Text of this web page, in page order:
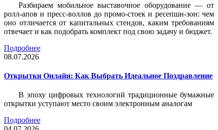
Разбираем мобильное выставочное оборудование — от
ролл-апов и пресс-воллов до промо-стоек и ресепшн-зон: чем
оно отличается от капитальных стендов, каким требованиям
отвечает и как подобрать комплект под свою задачу и бюджет.
Подробнее
08.07.2026
Открытки Онлайн: Как Выбрать Идеальное Поздравление
В эпоху цифровых технологий традиционные бумажные
открытки уступают место своим электронным аналогам
Подробнее